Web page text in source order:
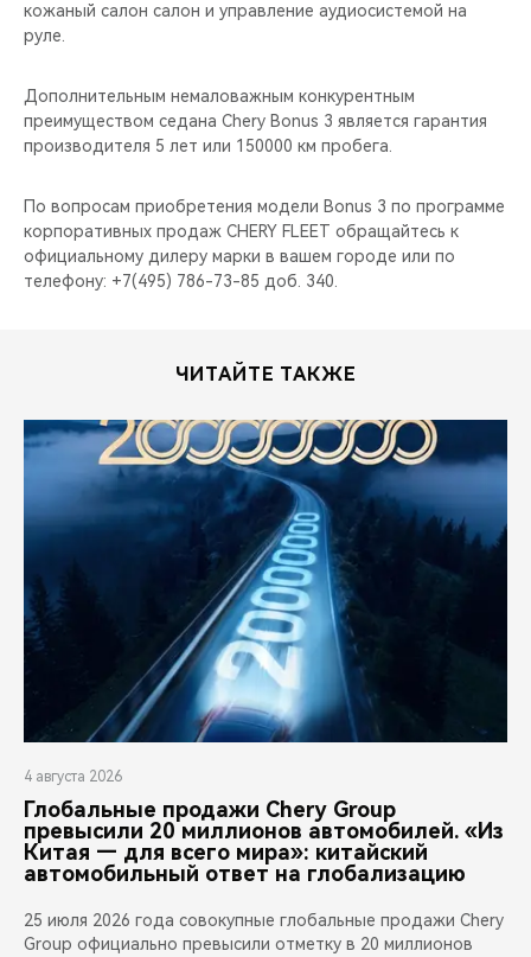
кожаный салон салон и управление аудиосистемой на
руле.
Дополнительным немаловажным конкурентным
преимуществом седана Chery Bonus 3 является гарантия
производителя 5 лет или 150000 км пробега.
По вопросам приобретения модели Bonus 3 по программе
корпоративных продаж CHERY FLEET обращайтесь к
официальному дилеру марки в вашем городе или по
телефону: +7(495) 786-73-85 доб. 340.
ЧИТАЙТЕ ТАКЖЕ
4 августа 2026
Глобальные продажи Chery Group
превысили 20 миллионов автомобилей. «Из
Китая — для всего мира»: китайский
автомобильный ответ на глобализацию
25 июля 2026 года совокупные глобальные продажи Chery
Group официально превысили отметку в 20 миллионов